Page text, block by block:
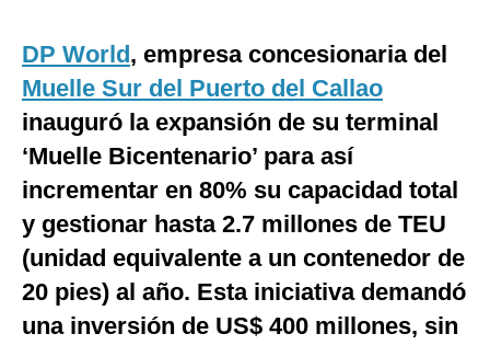
Internacional
Tecnología
Mix
G de Gestión
Notas Contratadas
DP World, empresa concesionaria del
Muelle Sur del Puerto del Callao
inauguró la expansión de su terminal
‘Muelle Bicentenario’ para así
incrementar en 80% su capacidad total
y gestionar hasta 2.7 millones de TEU
(unidad equivalente a un contenedor de
20 pies) al año. Esta iniciativa demandó
una inversión de US$ 400 millones, sin